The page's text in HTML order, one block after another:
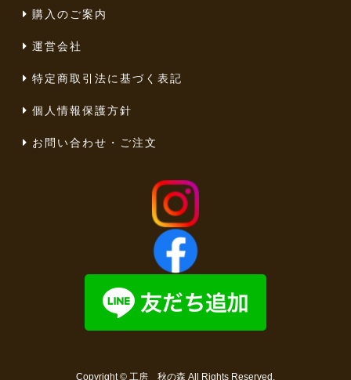
購入のご案内
運営会社
特定商取引法に基づく表記
個人情報保護方針
お問い合わせ・ご注文
Copyright © 工房 秋の森 All Rights Reserved.